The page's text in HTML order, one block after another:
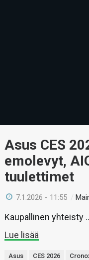
Asus CES
emolevyt,
tuulettimet
7.1.2026 - 11:55 /
Kaupallinen yhteisty
Lue lisää
Asus CES 2026